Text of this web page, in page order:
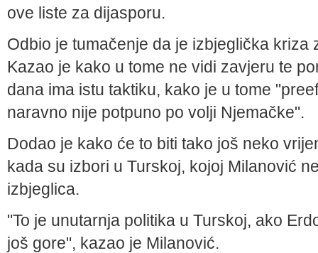
ove liste za dijasporu.
Odbio je tumačenje da je izbjeglička kriza
Kazao je kako u tome ne vidi zavjeru te
dana ima istu taktiku, kako je u tome
naravno nije potpuno po volji Njemačke".
Dodao je kako će to biti tako još neko
kada su izbori u Turskoj, kojoj Milanović
izbjeglica.
"To je unutarnja politika u Turskoj, ako
još gore", kazao je Milanović.